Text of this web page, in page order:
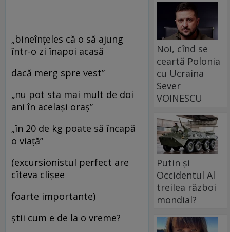
„bineînţeles că o să ajung
într-o zi înapoi acasă
dacă merg spre vest”
„nu pot sta mai mult de doi
ani în acelaşi oraş”
„în 20 de kg poate să încapă
o viaţă”
(excursionistul perfect are
cîteva clişee
foarte importante)
ştii cum e de la o vreme?
Noi, cînd se
ceartă Polonia
cu Ucraina
Sever
VOINESCU
Putin și
Occidentul Al
treilea război
mondial?